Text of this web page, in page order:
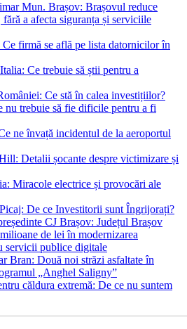
Mun. Brașov: Brașovul reduce
a afecta siguranța și serviciile
firmă se află pe lista datornicilor în
Ce trebuie să știi pentru a
Ce stă în calea investițiilor?
nu trebuie să fie dificile pentru a fi
ne învață incidentul de la aeroportul
Detalii șocante despre victimizare și
Miracole electrice și provocări ale
De ce Investitorii sunt Îngrijorați?
CJ Brașov: Județul Brașov
de lei în modernizarea
servicii publice digitale
Bran: Două noi străzi asfaltate în
„Anghel Saligny”
căldura extremă: De ce nu suntem